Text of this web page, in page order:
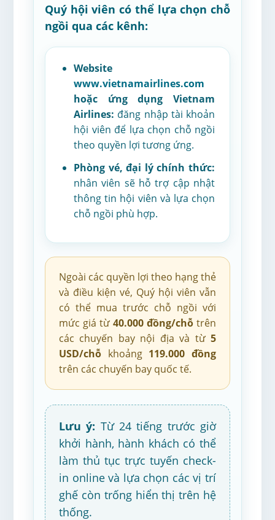
Quý hội viên có thể lựa chọn chỗ
ngồi qua các kênh:
Website
www.vietnamairlines.com
hoặc ứng dụng Vietnam
Airlines: đăng nhập tài khoản
hội viên để lựa chọn chỗ ngồi
theo quyền lợi tương ứng.
Phòng vé, đại lý chính thức:
nhân viên sẽ hỗ trợ cập nhật
thông tin hội viên và lựa chọn
chỗ ngồi phù hợp.
Ngoài các quyền lợi theo hạng thẻ
và điều kiện vé, Quý hội viên vẫn
có thể mua trước chỗ ngồi với
mức giá từ 40.000 đồng/chỗ trên
các chuyến bay nội địa và từ 5
USD/chỗ khoảng 119.000 đồng
trên các chuyến bay quốc tế.
Lưu ý: Từ 24 tiếng trước giờ
khởi hành, hành khách có thể
làm thủ tục trực tuyến check-
in online và lựa chọn các vị trí
ghế còn trống hiển thị trên hệ
thống.